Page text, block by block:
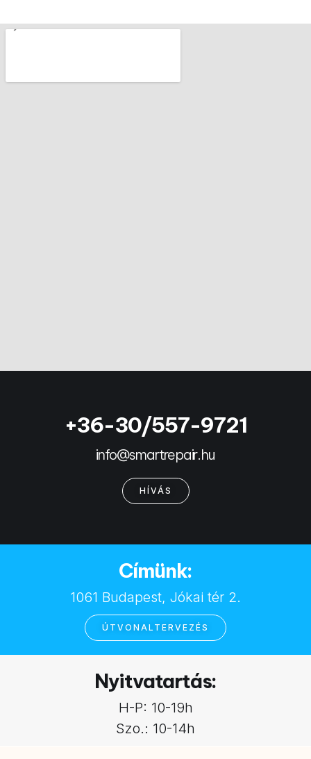
+36-30/557-9721
info@smartrepair.hu
HÍVÁS
Címünk:
1061 Budapest, Jókai tér 2.
ÚTVONALTERVEZÉS
Nyitvatartás:
H-P: 10-19h
Szo.: 10-14h